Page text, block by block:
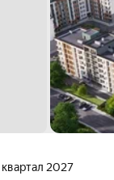
квартал 2027